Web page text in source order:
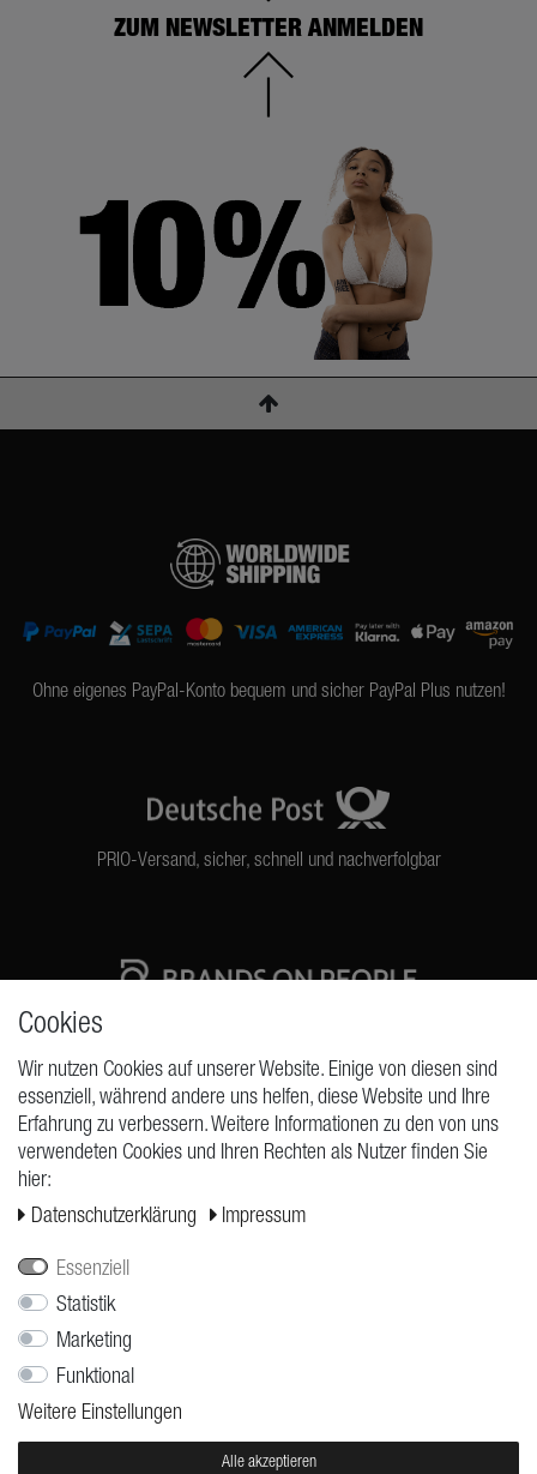
ZUM NEWSLETTER ANMELDEN
Ohne eigenes PayPal-Konto bequem und sicher PayPal Plus nutzen!
PRIO-Versand, sicher, schnell und nachverfolgbar
ANFRAGEN
Widerrufs­formular
Jobs
Cookies
Wir nutzen Cookies auf unserer Website. Einige von diesen sind
essenziell, während andere uns helfen, diese Website und Ihre
Erfahrung zu verbessern. Weitere Informationen zu den von uns
verwendeten Cookies und Ihren Rechten als Nutzer finden Sie
hier:
Daten­schutz­erklärung
Impressum
Essenziell
Statistik
Marketing
Funktional
Weitere Einstellungen
Alle akzeptieren